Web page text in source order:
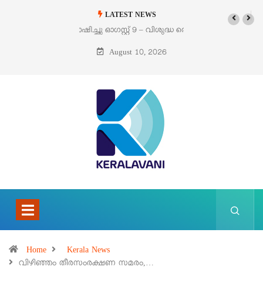
LATEST NEWS
ഓഗസ്റ്റ് 9 – വിശുദ്ധ തെരേസ ബെനഡിക്ട ഓഫ് ദ ക്രോസ് (എഡിത്ത്
സ്റ്റൈൻ)
August 10, 2026
Home
Kerala News
വിഴിഞ്ഞം തീരസംരക്ഷണ സമരം,…